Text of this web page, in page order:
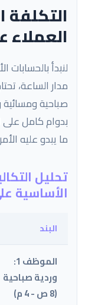
التكلفة
العملاء
لنبدأ
مدار الساعة،
صباحية
بدوام كامل على
ما يبدو عليه
تحليل
الأساسية
البند
الموظف 1:
وردية صباحية
(8 ص - 4 م)